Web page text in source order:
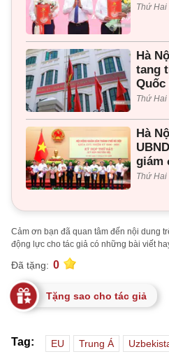
Thứ Hai
Hà
tang
Quốc
Thứ Hai
Hà
giám
Thứ Hai
Cảm ơn bạn đã quan tâm đến nội dung
động lực cho tác giả có những bài viết
Đã tặng: 0
Tặng sao cho tác giả
Tag: EU Trung Á